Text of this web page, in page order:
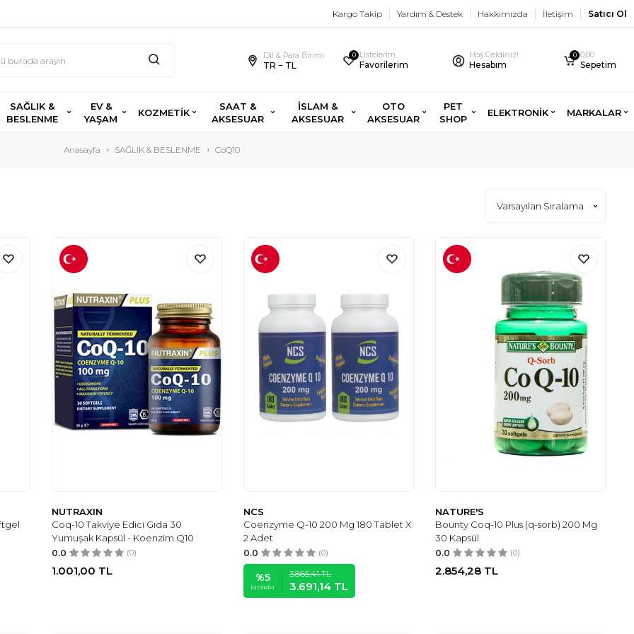
Kargo Takip Yardım & Destek Hakkımızda İletişim Satıcı Ol
Dil & Para Birimi
TR − TL
0 Listelerim
Favorilerim
Hoş Geldiniz!
Hesabım
0 0,00
Sepetim
SAĞLIK &
BESLENME
EV &
YAŞAM
KOZMETİK
SAAT &
AKSESUAR
İSLAM &
AKSESUAR
OTO
AKSESUAR
PET
SHOP
ELEKTRONİK MARKALAR
Anasayfa SAĞLIK & BESLENME CoQ10
NUTRAXIN
Coq-10 Takviye Edici Gıda 30
Yumuşak Kapsül - Koenzim Q10
0.0 (0)
1.001,00 TL
NCS
Coenzyme Q-10 200 Mg 180 Tablet X
2 Adet
0.0 (0)
%5
İNDIRIM
3.885,41TL
3.691,14 TL
NATURE'S
Bounty Coq-10 Plus (q-sorb) 200 Mg
30 Kapsül
0.0 (0)
2.854,28 TL